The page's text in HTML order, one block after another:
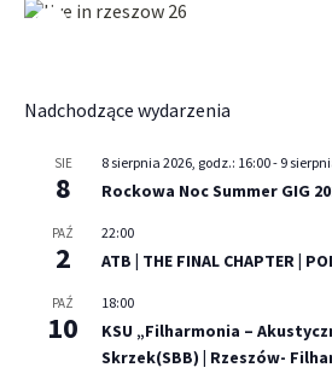
Nadchodzące wydarzenia
SIE
8
8 sierpnia 2026, godz.: 16:00- 9
Rockowa Noc Summer GIG
PAŹ
2
22:00
ATB | THE FINAL CHAPTER |
PAŹ
10
18:00
KSU „Filharmonia –
Skrzek(SBB) | Rzeszów-